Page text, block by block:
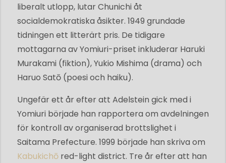
liberalt utlopp, lutar Chunichi åt
socialdemokratiska åsikter. 1949 grundade
tidningen ett litterärt pris. De tidigare
mottagarna av Yomiuri-priset inkluderar Haruki
Murakami (fiktion), Yukio Mishima (drama) och
Haruo Satō (poesi och haiku).
Ungefär ett år efter att Adelstein gick med i
Yomiuri började han rapportera om avdelningen
för kontroll av organiserad brottslighet i
Saitama Prefecture. 1999 började han skriva om
Kabukichō red-light district. Tre år efter att han